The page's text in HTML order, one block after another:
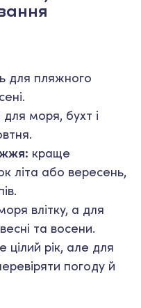
для пляжного
моря, бухт і
краще
літа або вересень,
влітку, а для
та восени.
рік, але для
погоду й